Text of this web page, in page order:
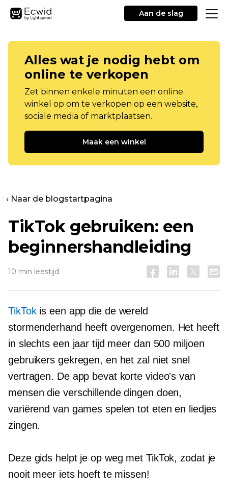
Aan de slag
Alles wat je nodig hebt om
online te verkopen
Zet binnen enkele minuten een online
winkel op om te verkopen op een website,
sociale media of marktplaatsen.
Maak een winkel
‹ Naar de blogstartpagina
TikTok gebruiken: een
beginnershandleiding
10 min leestijd
TikTokis een app die de wereld
stormenderhand heeft overgenomen. Het heeft
in slechts een jaar tijd meer dan 500 miljoen
gebruikers gekregen, en het zal niet snel
vertragen. De app bevat korte video's van
mensen die verschillende dingen doen,
variërend van games spelen tot eten en liedjes
zingen.
Deze gids helpt je op weg met TikTok, zodat je
nooit meer iets hoeft te missen!